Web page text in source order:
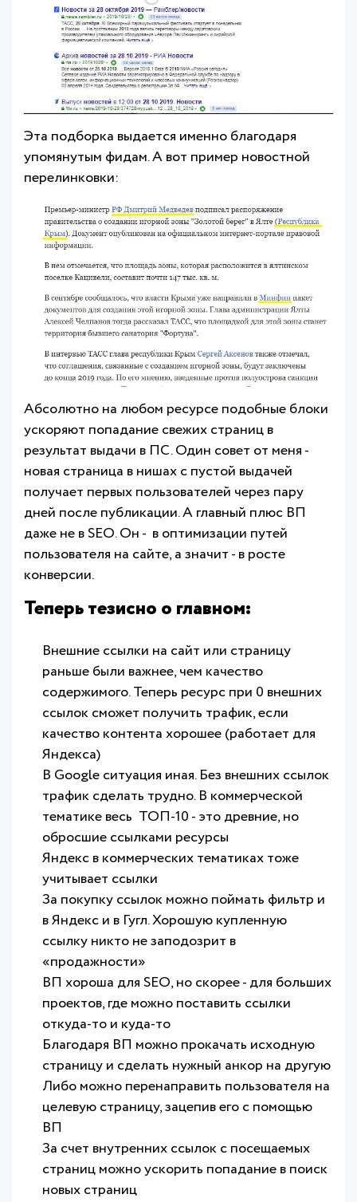
Эта подборка выдается именно благодаря
упомянутым фидам. А вот пример новостной
перелинковки:
Абсолютно на любом ресурсе подобные блоки
ускоряют попадание свежих страниц в
результат выдачи в ПС. Один совет от меня -
новая страница в нишах с пустой выдачей
получает первых пользователей через пару
дней после публикации. А главный плюс ВП
даже не в SEO. Он - в оптимизации путей
пользователя на сайте, а значит - в росте
конверсии.
Теперь тезисно о главном:
Внешние ссылки на сайт или страницу
раньше были важнее, чем качество
содержимого. Теперь ресурс при 0 внешних
ссылок сможет получить трафик, если
качество контента хорошее (работает для
Яндекса)
В Google ситуация иная. Без внешних ссылок
трафик сделать трудно. В коммерческой
тематике весь ТОП-10 - это древние, но
обросшие ссылками ресурсы
Яндекс в коммерческих тематиках тоже
учитывает ссылки
За покупку ссылок можно поймать фильтр и
в Яндекс и в Гугл. Хорошую купленную
ссылку никто не заподозрит в
«продажности»
ВП хороша для SEO, но скорее - для больших
проектов, где можно поставить ссылки
откуда-то и куда-то
Благодаря ВП можно прокачать исходную
страницу и сделать нужный анкор на другую
Либо можно перенаправить пользователя на
целевую страницу, зацепив его с помощью
ВП
За счет внутренних ссылок с посещаемых
страниц можно ускорить попадание в поиск
новых страниц